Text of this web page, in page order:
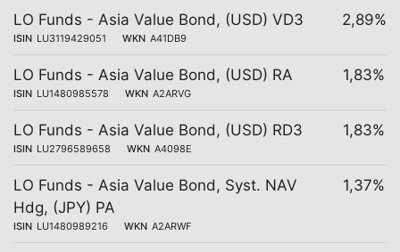
LO Funds - Asia Value Bond, (USD) VD3
ISIN LU3119429051 WKN A41DB9
2,89%
LO Funds - Asia Value Bond, (USD) RA
ISIN LU1480985578 WKN A2ARVG
1,83%
LO Funds - Asia Value Bond, (USD) RD3
ISIN LU2796589658 WKN A4098E
1,83%
LO Funds - Asia Value Bond, Syst. NAV
Hdg, (JPY) PA
ISIN LU1480989216 WKN A2ARWF
1,37%